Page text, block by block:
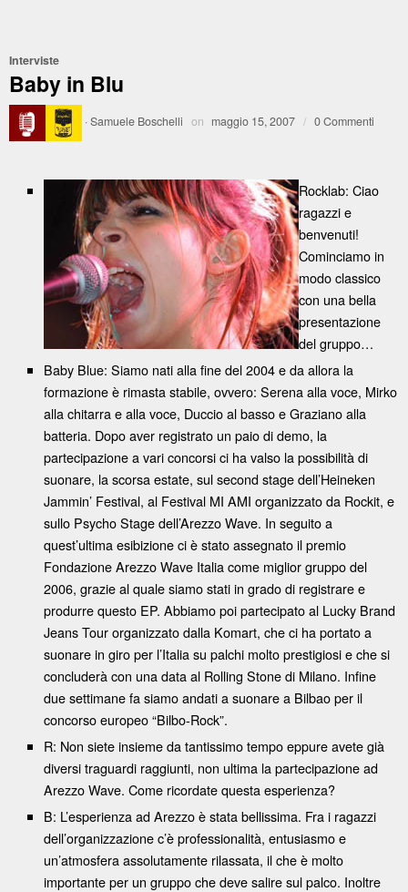
Interviste
Baby in Blu
·Samuele Boschelli on maggio 15, 2007 / 0 Commenti
Rocklab: Ciao
ragazzi e
benvenuti!
Cominciamo in
modo classico
con una bella
presentazione
del gruppo…
Baby Blue: Siamo nati alla fine del 2004 e da allora la
formazione è rimasta stabile, ovvero: Serena alla voce, Mirko
alla chitarra e alla voce, Duccio al basso e Graziano alla
batteria. Dopo aver registrato un paio di demo, la
partecipazione a vari concorsi ci ha valso la possibilità di
suonare, la scorsa estate, sul second stage dell’Heineken
Jammin’ Festival, al Festival MI AMI organizzato da Rockit, e
sullo Psycho Stage dell’Arezzo Wave. In seguito a
quest’ultima esibizione ci è stato assegnato il premio
Fondazione Arezzo Wave Italia come miglior gruppo del
2006, grazie al quale siamo stati in grado di registrare e
produrre questo EP. Abbiamo poi partecipato al Lucky Brand
Jeans Tour organizzato dalla Komart, che ci ha portato a
suonare in giro per l’Italia su palchi molto prestigiosi e che si
concluderà con una data al Rolling Stone di Milano. Infine
due settimane fa siamo andati a suonare a Bilbao per il
concorso europeo “Bilbo-Rock”.
R: Non siete insieme da tantissimo tempo eppure avete già
diversi traguardi raggiunti, non ultima la partecipazione ad
Arezzo Wave. Come ricordate questa esperienza?
B: L’esperienza ad Arezzo è stata bellissima. Fra i ragazzi
dell’organizzazione c’è professionalità, entusiasmo e
un’atmosfera assolutamente rilassata, il che è molto
importante per un gruppo che deve salire sul palco. Inoltre